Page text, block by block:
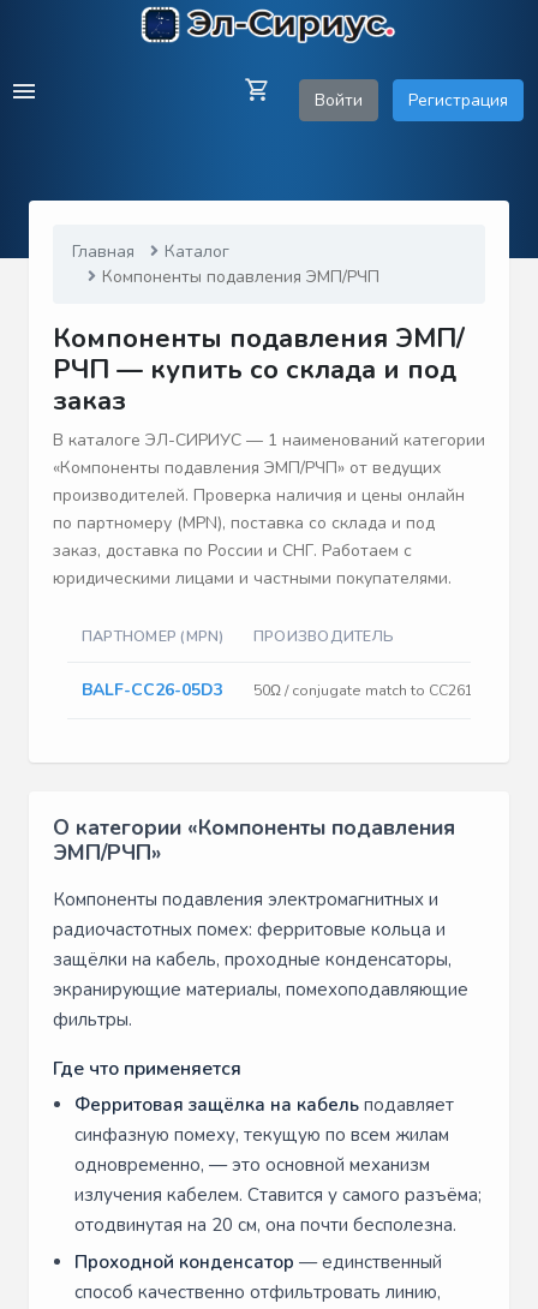
Войти Регистрация
Главная
Каталог
Компоненты подавления ЭМП/РЧП
Компоненты подавления ЭМП/
РЧП — купить со склада и под
заказ
В каталоге ЭЛ-СИРИУС — 1 наименований категории
«Компоненты подавления ЭМП/РЧП» от ведущих
производителей. Проверка наличия и цены онлайн
по партномеру (MPN), поставка со склада и под
заказ, доставка по России и СНГ. Работаем с
юридическими лицами и частными покупателями.
ПАРТНОМЕР (MPN) ПРОИЗВОДИТЕЛЬ
BALF-CC26-05D3
О категории «Компоненты подавления
ЭМП/РЧП»
Компоненты подавления электромагнитных и
радиочастотных помех: ферритовые кольца и
защёлки на кабель, проходные конденсаторы,
экранирующие материалы, помехоподавляющие
фильтры.
Где что применяется
Ферритовая защёлка на кабель подавляет
синфазную помеху, текущую по всем жилам
одновременно, — это основной механизм
излучения кабелем. Ставится у самого разъёма;
отодвинутая на 20 см, она почти бесполезна.
Проходной конденсатор — единственный
способ качественно отфильтровать линию,